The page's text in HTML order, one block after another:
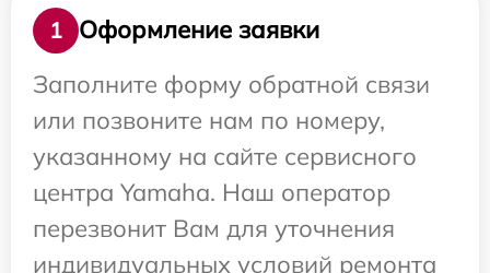
1
Оформление заявки
Заполните форму обратной связи
или позвоните нам по номеру,
указанному на сайте сервисного
центра Yamaha. Наш оператор
перезвонит Вам для уточнения
индивидуальных условий ремонта